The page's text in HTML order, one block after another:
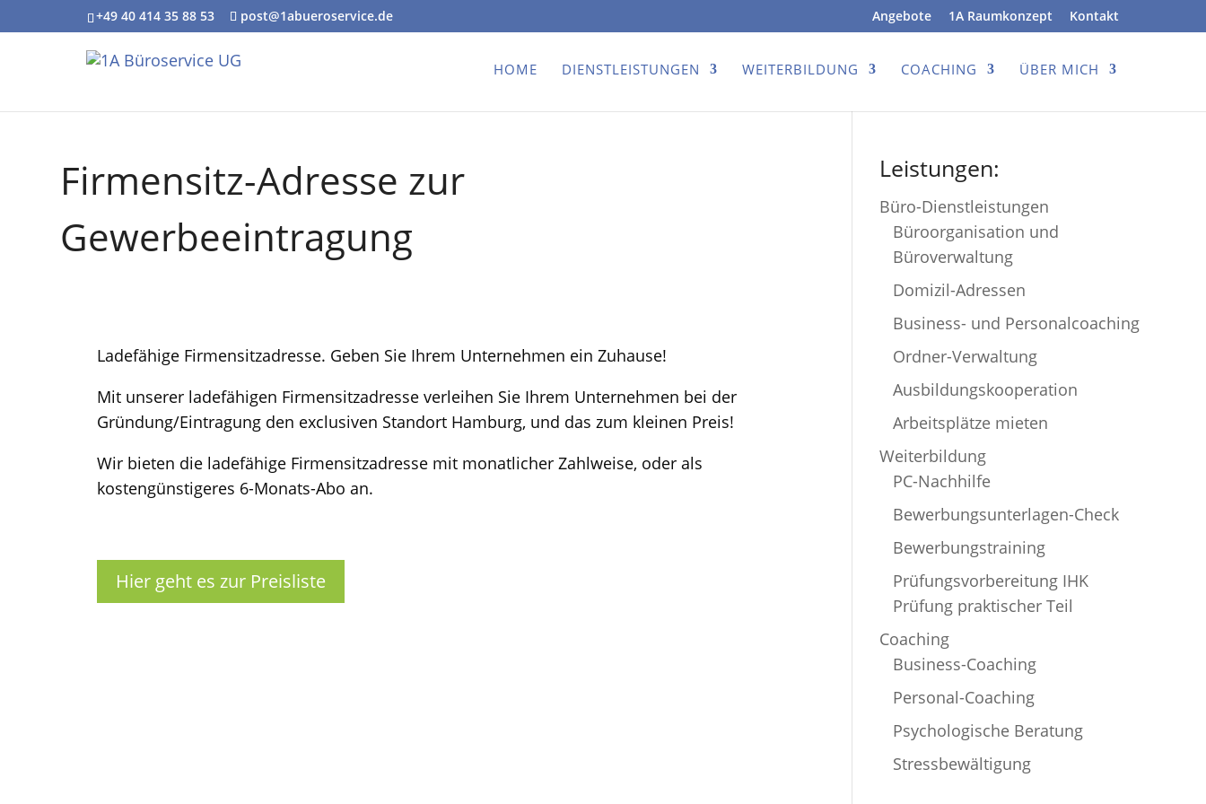
+49 40 414 35 88 53 post@1abueroservice.de Angebote 1A Raumkonzept Kontakt
HOME DIENSTLEISTUNGEN WEITERBILDUNG COACHING ÜBER MICH
Firmensitz-Adresse zur
Gewerbeeintragung
Ladefähige Firmensitzadresse. Geben Sie Ihrem Unternehmen ein Zuhause!
Mit unserer ladefähigen Firmensitzadresse verleihen Sie Ihrem Unternehmen bei der
Gründung/Eintragung den exclusiven Standort Hamburg, und das zum kleinen Preis!
Wir bieten die ladefähige Firmensitzadresse mit monatlicher Zahlweise, oder als
kostengünstigeres 6-Monats-Abo an.
Hier geht es zur Preisliste
Leistungen:
Büro-Dienstleistungen
Büroorganisation und
Büroverwaltung
Domizil-Adressen
Business- und Personalcoaching
Ordner-Verwaltung
Ausbildungskooperation
Arbeitsplätze mieten
Weiterbildung
PC-Nachhilfe
Bewerbungsunterlagen-Check
Bewerbungstraining
Prüfungsvorbereitung IHK
Prüfung praktischer Teil
Coaching
Business-Coaching
Personal-Coaching
Psychologische Beratung
Stressbewältigung